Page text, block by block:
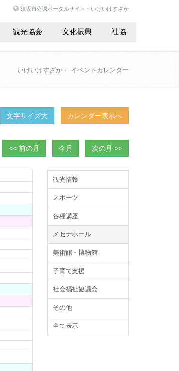
須坂市公認ポータルサイト・いけいけすざか
観光協会 文化振興 社協
いけいけすざか イベントカレンダー
文字サイズ大 カレンダー表示へ
<< 前の月 今月 次の月 >>
観光情報
スポーツ
各種講座
メセナホール
美術館・博物館
子育て支援
社会福祉協議会
その他
全て表示